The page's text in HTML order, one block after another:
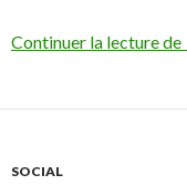
Continuer la lecture de
SOCIAL